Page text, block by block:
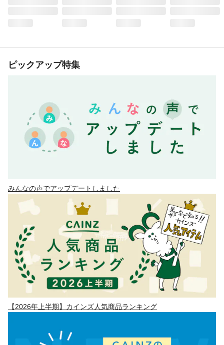
ピックアップ特集
みんなの声でアップデートしました
【2026年上半期】カインズ人気商品ランキング